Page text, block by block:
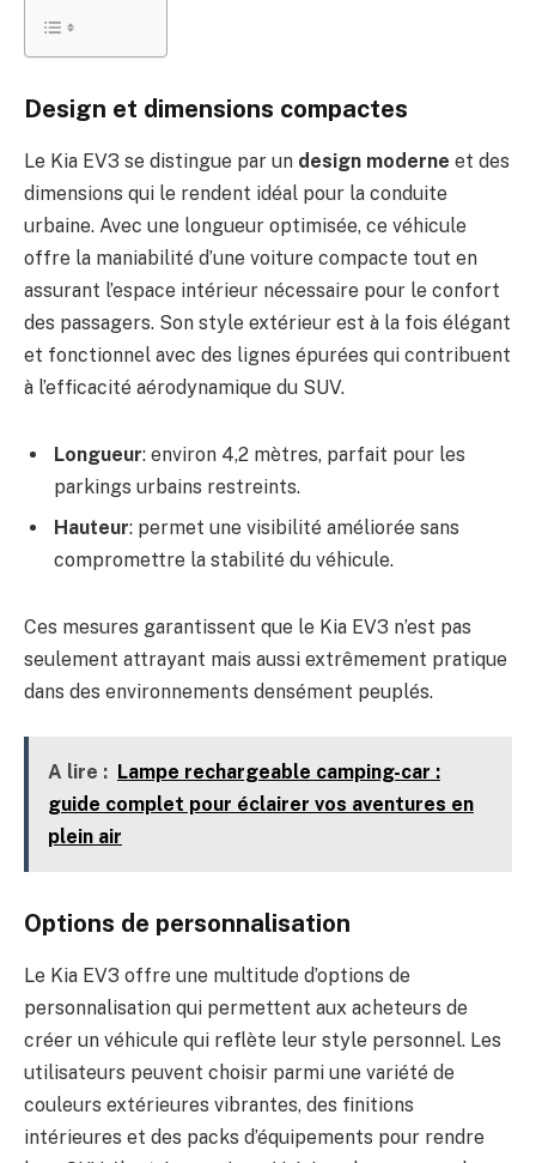
Design et dimensions compactes
Le Kia EV3 se distingue par un design moderne et des
dimensions qui le rendent idéal pour la conduite
urbaine. Avec une longueur optimisée, ce véhicule
offre la maniabilité d’une voiture compacte tout en
assurant l’espace intérieur nécessaire pour le confort
des passagers. Son style extérieur est à la fois élégant
et fonctionnel avec des lignes épurées qui contribuent
à l’efficacité aérodynamique du SUV.
Longueur: environ 4,2 mètres, parfait pour les
parkings urbains restreints.
Hauteur: permet une visibilité améliorée sans
compromettre la stabilité du véhicule.
Ces mesures garantissent que le Kia EV3 n’est pas
seulement attrayant mais aussi extrêmement pratique
dans des environnements densément peuplés.
A lire : Lampe rechargeable camping-car :
guide complet pour éclairer vos aventures en
plein air
Options de personnalisation
Le Kia EV3 offre une multitude d’options de
personnalisation qui permettent aux acheteurs de
créer un véhicule qui reflète leur style personnel. Les
utilisateurs peuvent choisir parmi une variété de
couleurs extérieures vibrantes, des finitions
intérieures et des packs d’équipements pour rendre